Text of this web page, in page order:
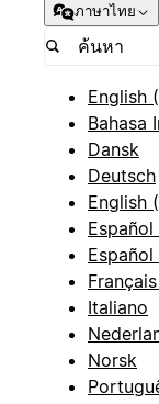
ภาษาไทย
English
Bahasa
Dansk
Deutsch
English
Español
Italiano
Norsk